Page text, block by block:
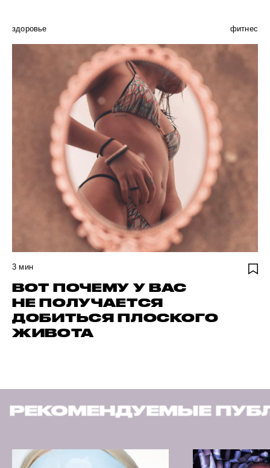
здоровье фитнес
3 мин
ВОТ ПОЧЕМУ У ВАС
НЕ ПОЛУЧАЕТСЯ
ДОБИТЬСЯ ПЛОСКОГО
ЖИВОТА